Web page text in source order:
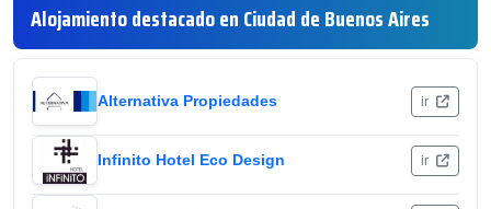
Alojamiento destacado en Ciudad de Buenos Aires
Alternativa Propiedades ir
Infinito Hotel Eco Design ir